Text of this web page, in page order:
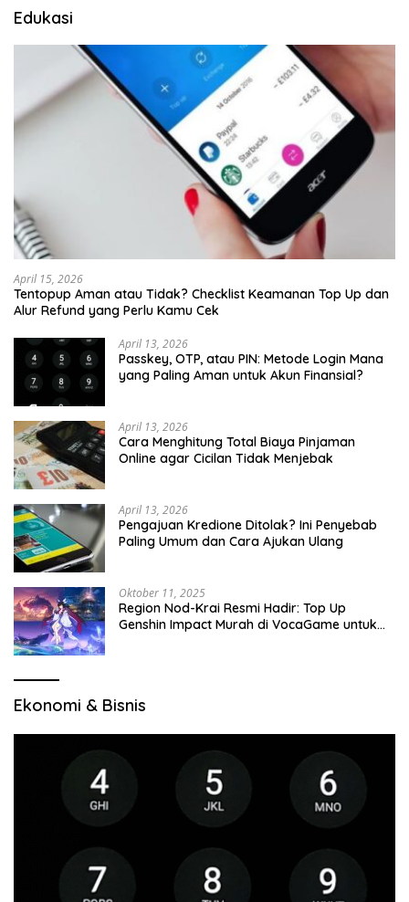
Edukasi
April 15, 2026
Tentopup Aman atau Tidak? Checklist Keamanan Top Up dan
Alur Refund yang Perlu Kamu Cek
April 13, 2026
Passkey, OTP, atau PIN: Metode Login Mana
yang Paling Aman untuk Akun Finansial?
April 13, 2026
Cara Menghitung Total Biaya Pinjaman
Online agar Cicilan Tidak Menjebak
April 13, 2026
Pengajuan Kredione Ditolak? Ini Penyebab
Paling Umum dan Cara Ajukan Ulang
Oktober 11, 2025
Region Nod-Krai Resmi Hadir: Top Up
Genshin Impact Murah di VocaGame untuk
Ekonomi & Bisnis